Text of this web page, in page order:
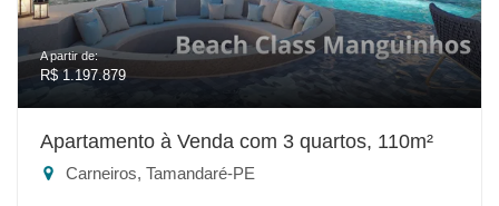
A partir de:
R$ 1.197.879
Apartamento à Venda com 3 quartos, 110m²
Carneiros, Tamandaré-PE